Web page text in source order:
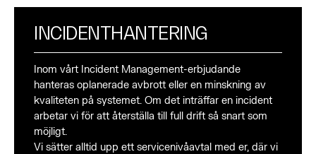
INCIDENTHANTERING
Inom vårt Incident Management-erbjudande
hanteras oplanerade avbrott eller en minskning av
kvaliteten på systemet. Om det inträffar en incident
arbetar vi för att återställa till full drift så snart som
möjligt.
Vi sätter alltid upp ett servicenivåavtal med er, där vi